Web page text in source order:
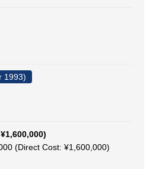
1993)
(Direct Cost: ¥1,600,000)